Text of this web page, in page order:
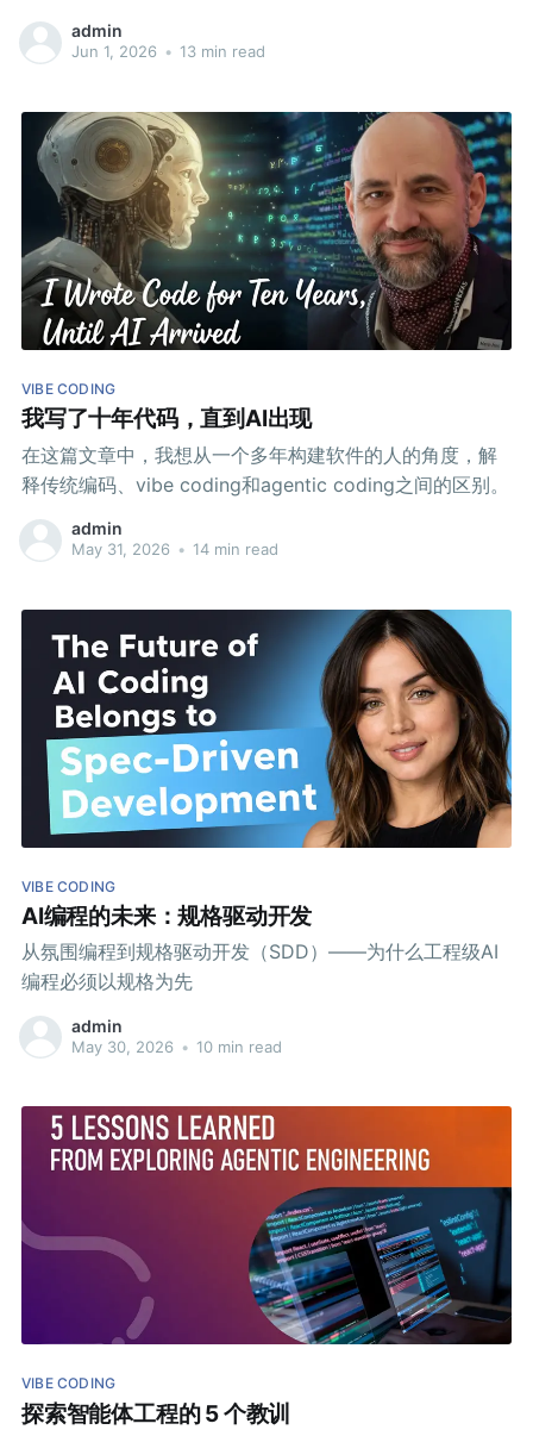
admin
Jun 1, 2026 • 13 min read
VIBE CODING
我写了十年代码，直到AI出现
在这篇文章中，我想从一个多年构建软件的人的角度，解
释传统编码、vibe coding和agentic coding之间的区别。
admin
May 31, 2026 • 14 min read
VIBE CODING
AI编程的未来：规格驱动开发
从氛围编程到规格驱动开发（SDD）——为什么工程级AI
编程必须以规格为先
admin
May 30, 2026 • 10 min read
VIBE CODING
探索智能体工程的 5 个教训